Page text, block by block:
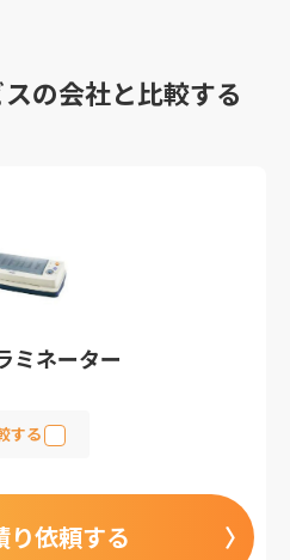
の会社と比較する
ミネーター
する
り依頼する